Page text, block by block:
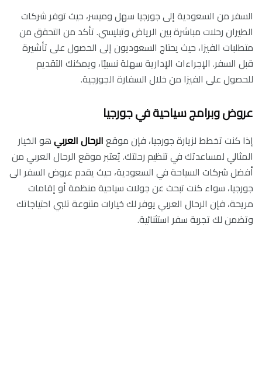
السفر من السعودية إلى جورجيا سهل وميسر، حيث توفر شركات
الطيران رحلات مباشرة بين الرياض وتبليسي. تأكد من التحقق من
متطلبات الفيزا، حيث يحتاج السعوديون إلى الحصول على تأشيرة
قبل السفر. الإجراءات الإدارية سهلة نسبيًا، ويمكنك التقديم
للحصول على الفيزا من خلال السفارة الجورجية.
عروض وبرامج سياحية في جورجيا
إذا كنت تخطط لزيارة جورجيا، فإن موقعالرحال العربيهو الخيار
المثالي لمساعدتك في تنظيم رحلتك. يُعتبر موقع الرحال العربي من
أفضل شركات السياحة في السعودية، حيث يقدمعروض السفر الى
جورجيا، سواء كنت تبحث عن جولات سياحية منظمة أو إقامات
مريحة، فإن الرحال العربي يوفر لك خيارات متنوعة تلبي احتياجاتك
وتضمن لك تجربة سفر استثنائية.